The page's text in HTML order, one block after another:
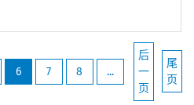
6 7 8 ...
后
一
页
尾
页